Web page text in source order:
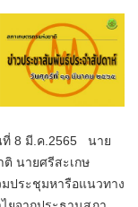
8 มี.ค.2565 นาย
นายศรีสะเกษ
ประชุมหารือแนวทาง